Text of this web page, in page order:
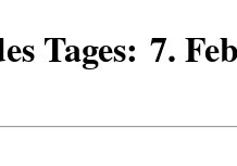
Tages: 7.